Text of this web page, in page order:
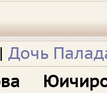
| Дочь